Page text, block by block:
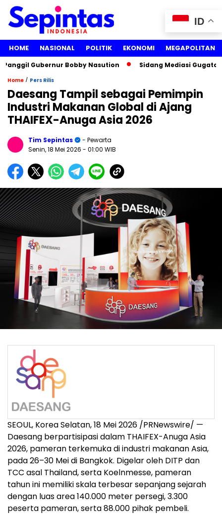
HOME NASIONAL POLITIK EKONOMI MEGAPOLITAN
Gubernur Bobby Nasution Sidang Mediasi Gugatan
Home / Pers Rilis
Daesang Tampil sebagai Pemimpin
Industri Makanan Global di Ajang
THAIFEX-Anuga Asia 2026
Tim Sepintas
- Pewarta
Senin, 18 Mei 2026 - 01:00 WIB
SEOUL, Korea Selatan, 18 Mei 2026 /PRNewswire/ —
Daesang berpartisipasi dalam THAIFEX-Anuga Asia
2026, pameran terkemuka di industri makanan Asia,
pada 26–30 Mei di Bangkok. Digelar oleh DITP dan
TCC asal Thailand, serta Koelnmesse, pameran
tahun ini memiliki skala terbesar sepanjang sejarah
dengan luas area 140.000 meter persegi, 3.300
peserta pameran, serta 88.000 pihak pembeli.
ID